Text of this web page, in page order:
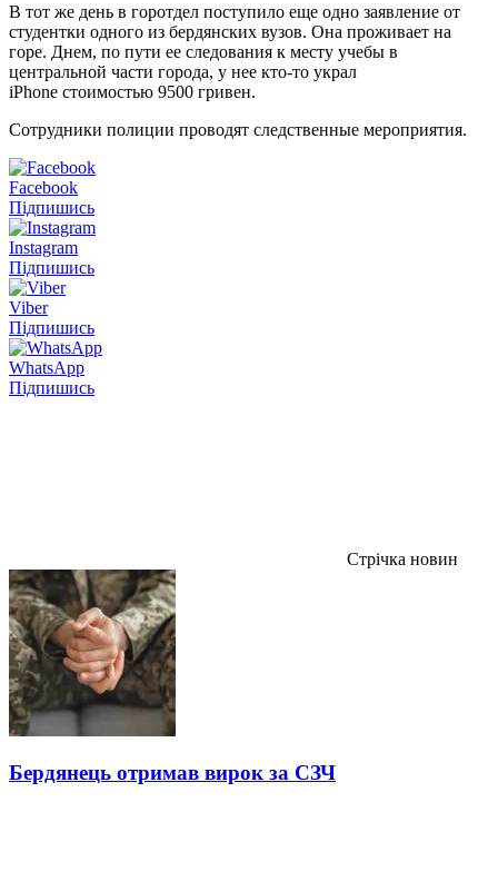
В тот же день в горотдел поступило еще одно заявление от
студентки одного из бердянских вузов. Она проживает на
горе. Днем, по пути ее следования к месту учебы в
центральной части города, у нее кто-то украл
iPhone стоимостью 9500 гривен.
Сотрудники полиции проводят следственные мероприятия.
Facebook
Підпишись
Instagram
Підпишись
Viber
Підпишись
WhatsApp
Підпишись
Стрічка новин
Бердянець отримав вирок за СЗЧ